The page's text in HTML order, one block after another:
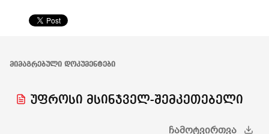
ᲛᲘᲛᲐᲒᲠᲔᲑᲣᲚᲘ ᲓᲝᲙᲣᲛᲔᲜᲢᲔᲑᲘ
უფროსი მსინჯველ-შემკეთებელი
ᲩᲐᲛᲝᲢᲕᲘᲠᲗᲕᲐ